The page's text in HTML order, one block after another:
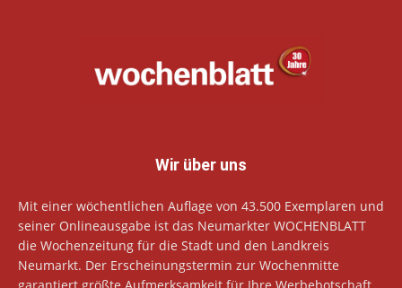
Wir über uns
Mit einer wöchentlichen Auflage von 43.500 Exemplaren und
seiner Onlineausgabe ist das Neumarkter WOCHENBLATT
die Wochenzeitung für die Stadt und den Landkreis
Neumarkt. Der Erscheinungstermin zur Wochenmitte